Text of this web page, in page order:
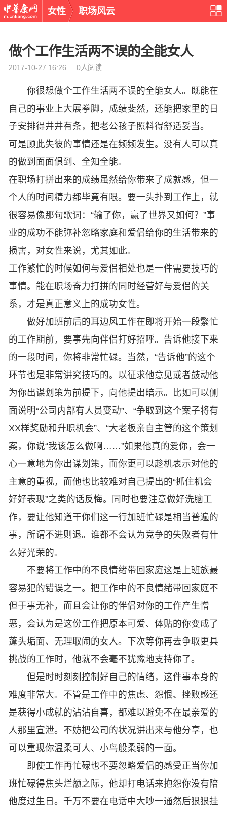
女性 职场风云
做个工作生活两不误的全能女人
2017-10-27 16:26 0人阅读
你很想做个工作生活两不误的全能女人。既能在
自己的事业上大展拳脚，成绩斐然，还能把家里的日
子安排得井井有条，把老公孩子照料得舒适妥当。
可是顾此失彼的事情还是在频频发生。没有人可以真
的做到面面俱到、全知全能。
在职场打拼出来的成绩虽然给你带来了成就感，但一
个人的时间精力都毕竟有限。要一头扑到工作上，就
很容易像那句歌词：“输了你，赢了世界又如何？”事
业的成功不能弥补忽略家庭和爱侣给你的生活带来的
损害，对女性来说，尤其如此。
工作繁忙的时候如何与爱侣相处也是一件需要技巧的
事情。能在职场奋力打拼的同时经营好与爱侣的关
系，才是真正意义上的成功女性。
做好加班前后的耳边风工作在即将开始一段繁忙
的工作期前，要事先向伴侣打好招呼。告诉他接下来
的一段时间，你将非常忙碌。当然，“告诉他”的这个
环节也是非常讲究技巧的。以征求他意见或者鼓动他
为你出谋划策为前提下，向他提出暗示。比如可以侧
面说明“公司内部有人员变动”、“争取到这个案子将有
XX样奖励和升职机会”、“大老板亲自主管的这个策划
案，你说“我该怎么做啊……”如果他真的爱你，会一
心一意地为你出谋划策，而你更可以趁机表示对他的
主意的重视，而他也比较难对自己提出的“抓住机会
好好表现”之类的话反悔。同时也要注意做好洗脑工
作，要让他知道干你们这一行加班忙碌是相当普遍的
事，所谓不进则退。谁都不会认为竞争的失败者有什
么好光荣的。
不要将工作中的不良情绪带回家庭这是上班族最
容易犯的错误之一。把工作中的不良情绪带回家庭不
但于事无补，而且会让你的伴侣对你的工作产生憎
恶，会认为是这份工作把原本可爱、体贴的你变成了
蓬头垢面、无理取闹的女人。下次等你再去争取更具
挑战的工作时，他就不会毫不犹豫地支持你了。
但是时时刻刻控制好自己的情绪，这件事本身的
难度非常大。不管是工作中的焦虑、怨恨、挫败感还
是获得小成就的沾沾自喜，都难以避免不在最亲爱的
人那里宣泄。不妨把公司的状况讲出来与他分享，也
可以重现你温柔可人、小鸟般柔弱的一面。
即使工作再忙碌也不要忽略爱侣的感受正当你加
班忙碌得焦头烂额之际，他却打电话来抱怨你没有陪
他度过生日。千万不要在电话中大吵一通然后狠狠挂